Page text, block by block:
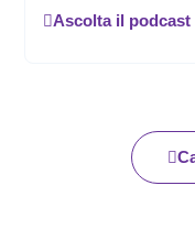
Ascolta il podcast